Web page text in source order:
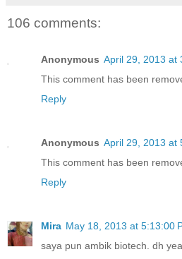
106 comments:
Anonymous April 29, 2013 at
This comment has been
Reply
Anonymous April 29, 2013 at
This comment has been
Reply
Mira May 18, 2013 at 5:13:00
saya pun ambik biotech. dh